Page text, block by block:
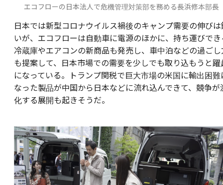
エコフローの日本法人で危機管理対策部を務める長浜修本部長
日本では新型コロナウイルス禍後のキャンプ需要の伸びは
いが、エコフローは自動車に電源のほかに、持ち運びでき
冷蔵庫やエアコンの新商品も発売し、車中泊などの過ごし
も提案して、日本市場での需要を少しでも取り込もうと躍
になっている。トランプ関税で巨大市場の米国に輸出困難
なった製品が中国から日本などに流れ込んできて、競争が
化する展開も起きそうだ。